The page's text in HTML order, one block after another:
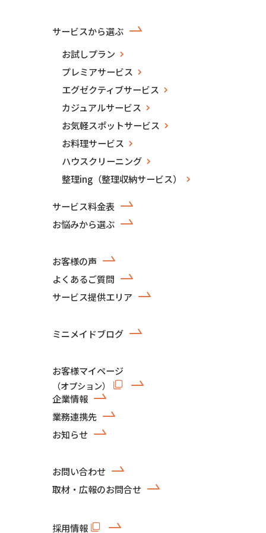
サービスから選ぶ
お試しプラン
プレミアサービス
エグゼクティブサービス
カジュアルサービス
お気軽スポットサービス
お料理サービス
ハウスクリーニング
整理ing（整理収納サービス）
サービス料金表
お悩みから選ぶ
お客様の声
よくあるご質問
サービス提供エリア
ミニメイドブログ
お客様マイページ
（オプション）
企業情報
業務連携先
お知らせ
お問い合わせ
取材・広報のお問合せ
採用情報